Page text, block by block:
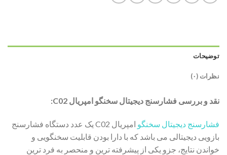
توضیحات
نظرات (۰)
نقد و بررسی فشارسنج دیجیتال سخنگو امپریال C02:
فشارسنج دیجیتال سخنگو
امپریال C02 یک عدد دستگاه فشارسنج
بازویی دیجیتالی می باشد که با دارا بودن قابلیت سخنگویی و
خواندن نتایج، جزو یکی از پیشرفته ترین و منحصر به فرد ترین